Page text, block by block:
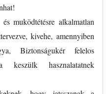
muködtétésre alkalmatlan
kivehe, amennyiben
Biztonságukér felelos
keszülk hasznalatatnek